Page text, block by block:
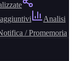
Analisi
/ Promemoria